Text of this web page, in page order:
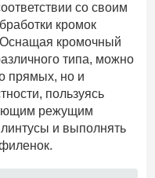
со своим
кромок
Оснащая кромочный
типа, можно
прямых, но и
пользуясь
режущим
и выполнять